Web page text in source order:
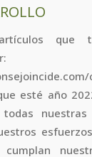
que
esté año
todas